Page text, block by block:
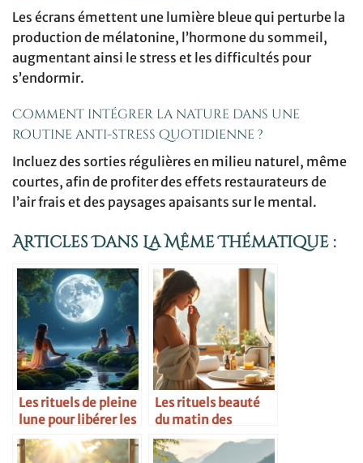
Les écrans émettent une lumière bleue qui perturbe la
production de mélatonine, l’hormone du sommeil,
augmentant ainsi le stress et les difficultés pour
s’endormir.
Comment intégrer la nature dans une
routine anti-stress quotidienne ?
Incluez des sorties régulières en milieu naturel, même
courtes, afin de profiter des effets restaurateurs de
l’air frais et des paysages apaisants sur le mental.
Articles Dans La Même Thématique :
Les rituels de pleine
lune pour libérer les
énergies
Les rituels beauté
du matin des
femmes
scandinaves